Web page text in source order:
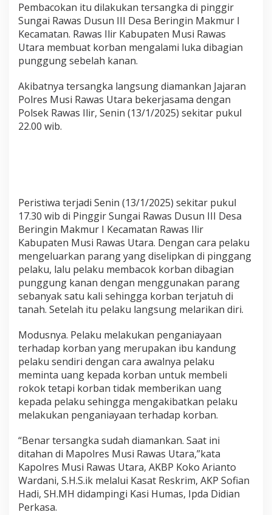
n
g
D
i
b
o
k
Pembacokan itu dilakukan tersangka di pinggir
Sungai Rawas Dusun III Desa Beringin Makmur I
Kecamatan. Rawas Ilir Kabupaten Musi Rawas
Utara membuat korban mengalami luka dibagian
punggung sebelah kanan.
Akibatnya tersangka langsung diamankan Jajaran
Polres Musi Rawas Utara bekerjasama dengan
Polsek Rawas Ilir, Senin (13/1/2025) sekitar pukul
22.00 wib.
Peristiwa terjadi Senin (13/1/2025) sekitar pukul
17.30 wib di Pinggir Sungai Rawas Dusun III Desa
Beringin Makmur I Kecamatan Rawas Ilir
Kabupaten Musi Rawas Utara. Dengan cara pelaku
mengeluarkan parang yang diselipkan di pinggang
pelaku, lalu pelaku membacok korban dibagian
punggung kanan dengan menggunakan parang
sebanyak satu kali sehingga korban terjatuh di
tanah. Setelah itu pelaku langsung melarikan diri.
Modusnya. Pelaku melakukan penganiayaan
terhadap korban yang merupakan ibu kandung
pelaku sendiri dengan cara awalnya pelaku
meminta uang kepada korban untuk membeli
rokok tetapi korban tidak memberikan uang
kepada pelaku sehingga mengakibatkan pelaku
melakukan penganiayaan terhadap korban.
“Benar tersangka sudah diamankan. Saat ini
ditahan di Mapolres Musi Rawas Utara,”kata
Kapolres Musi Rawas Utara, AKBP Koko Arianto
Wardani, S.H.S.ik melalui Kasat Reskrim, AKP Sofian
Hadi, SH.MH didampingi Kasi Humas, Ipda Didian
Perkasa.